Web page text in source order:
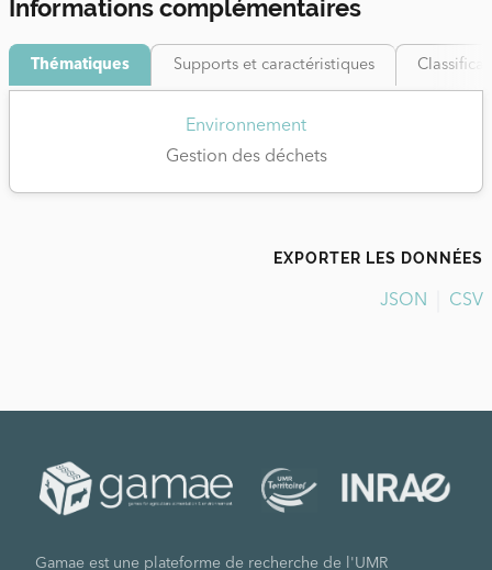
Informations complémentaires
Thématiques Supports et caractéristiques
Environnement
Gestion des déchets
EXPORTER LES DONNÉES
JSON CSV
Gamae est une plateforme de recherche de l'UMR